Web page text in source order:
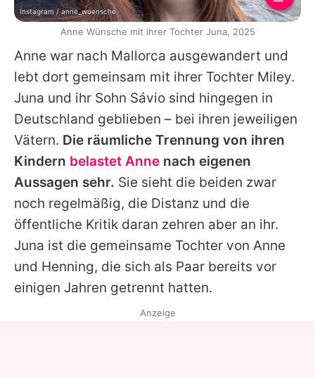
Anne war nach Mallorca ausgewandert und
lebt dort gemeinsam mit ihrer Tochter Miley.
Juna und ihr Sohn Sávio sind hingegen in
Deutschland geblieben – bei ihren jeweiligen
Vätern. Die räumliche Trennung von ihren
Kindern belastet Anne nach eigenen
Aussagen sehr. Sie sieht die beiden zwar
noch regelmäßig, die Distanz und die
öffentliche Kritik daran zehren aber an ihr.
Juna ist die gemeinsame Tochter von Anne
und Henning, die sich als Paar bereits vor
einigen Jahren getrennt hatten.
Instagram / anne_wuensche
Anne Wünsche mit ihrer Tochter Juna, 2025
Anzeige